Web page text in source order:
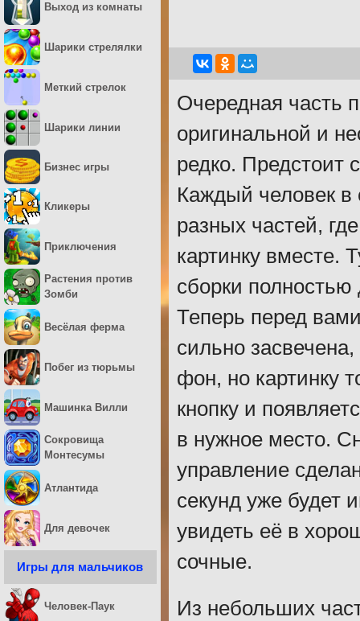
Очередная часть
оригинальной и
редко. Предстоит
Каждый человек в
разных частей,
картинку вместе.
сборки полностью
Теперь перед
сильно
фон, но картинку
кнопку и
в нужное место.
управление
секунд уже будет
увидеть её в
сочные.
Из небольших
Выход из комнаты
Шарики стрелялки
Меткий стрелок
Шарики линии
Бизнес игры
Кликеры
Приключения
Растения против
Зомби
Весёлая ферма
Побег из тюрьмы
Машинка Вилли
Сокровища
Монтесумы
Атлантида
Для девочек
Игры для мальчиков
Человек-Паук